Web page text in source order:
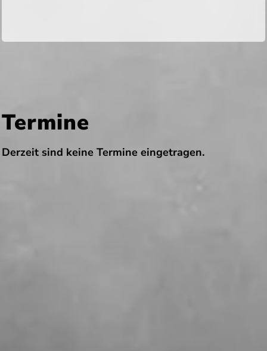
Termine
Derzeit sind keine Termine eingetragen.